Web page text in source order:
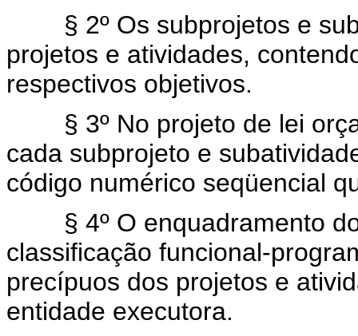
§ 2º Os subprojetos e
projetos e atividades,
respectivos objetivos.
§ 3º No projeto de lei
cada subprojeto e
código numérico seqüencial
§ 4º O enquadramento
classificação funcional-
precípuos dos projetos e
entidade executora.